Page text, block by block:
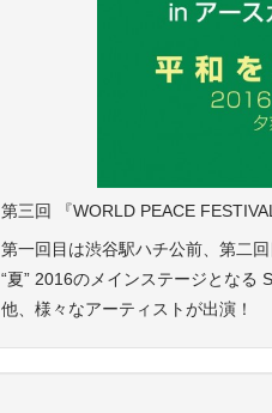
第三回 『WORLD PEACE
第一回目は渋谷駅ハチ公前、第二
“夏” 2016のメインステージとなる
他、様々なアーティストが出演！